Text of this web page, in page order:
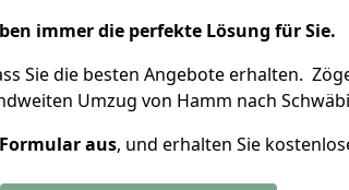
immer die perfekte Lösung für Sie.
Sie die besten Angebote erhalten.
Umzug von Hamm nach
aus, und erhalten Sie